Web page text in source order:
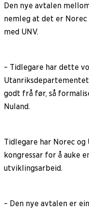
Den nye avtalen
nemleg at det er
med UNV.
– Tidlegare har dette
godt frå før, så
Nuland.
Tidlegare har Norec og
kongressar for å auke
utviklingsarbeid.
– Den nye avtalen er